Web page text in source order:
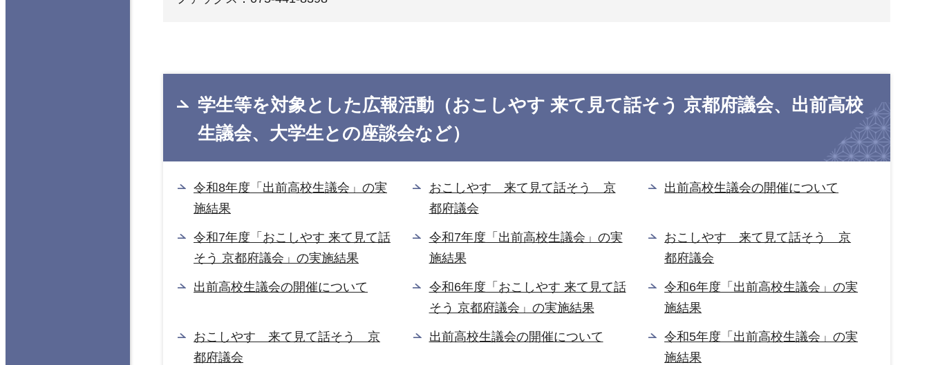
学生等を対象とした広報活動（おこしやす 来て見て話そう 京都府議会、出前高校
生議会、大学生との座談会など）
令和8年度「出前高校生議会」の実
施結果
おこしやす 来て見て話そう 京
都府議会
出前高校生議会の開催について
令和7年度「おこしやす 来て見て話
そう 京都府議会」の実施結果
令和7年度「出前高校生議会」の実
施結果
おこしやす 来て見て話そう 京
都府議会
出前高校生議会の開催について
令和6年度「おこしやす 来て見て話
そう 京都府議会」の実施結果
令和6年度「出前高校生議会」の実
施結果
おこしやす 来て見て話そう 京
都府議会
出前高校生議会の開催について
令和5年度「出前高校生議会」の実
施結果